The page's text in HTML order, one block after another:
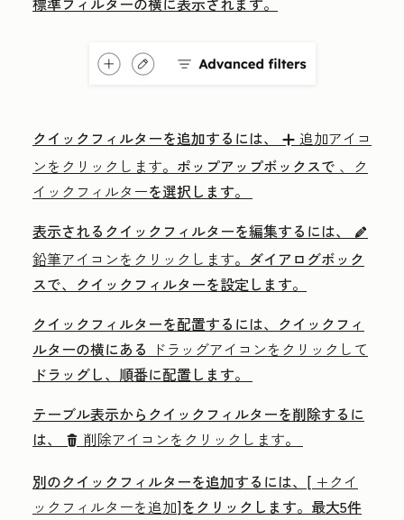
クイックフィルターを追加するには、 addIcon 追加アイコ
ンをクリックします。ポップアップボックスで 、ク
イックフィルターを選択します。
表示されるクイックフィルターを編集するには、
edit
鉛筆アイコンをクリックします。ダイアログボック
スで、クイックフィルターを設定します。
クイックフィルターを配置するには、クイックフィ
ルターの横にある ドラッグアイコンをクリックして
ドラッグし、順番に配置します。
テーブル表示からクイックフィルターを削除するに
は、
delete 削除アイコンをクリックします。
別のクイックフィルターを追加するには、[ +クイ
ックフィルターを追加]をクリックします。最大5件